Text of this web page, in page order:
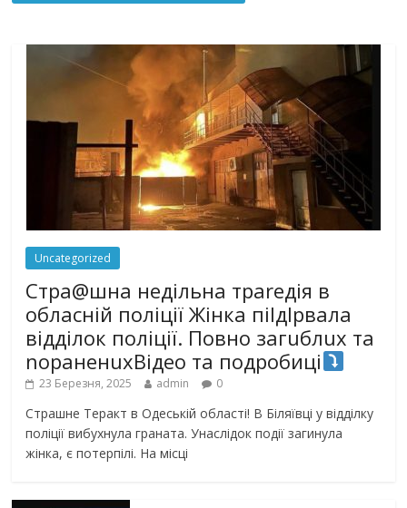
Uncategorized
Стра@шна недільна траrедія в
обласній поліції Жінка піlдlрвала
відділок поліції. Повно загuблuх та
nораненuхВідео та подробиці
23 Березня, 2025 admin 0
Страшне Теракт в Одеській області! В Біляївці у відділку
поліції вибухнула граната. Унаслідок події загинула
жінка, є потерпілі. На місці